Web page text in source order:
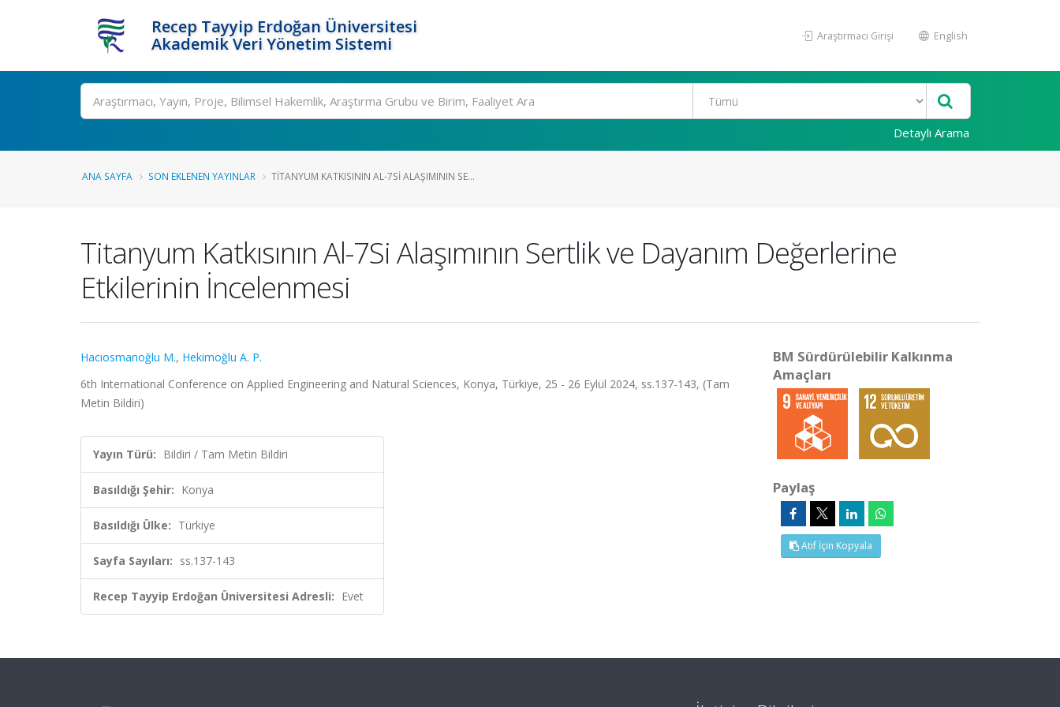
Recep Tayyip Erdoğan Üniversitesi
Akademik Veri Yönetim Sistemi
Araştırmacı Girişi English
Ara
Detaylı Arama
ANA SAYFA SON EKLENEN YAYINLAR TITANYUM KATKISININ AL-7SI ALAŞIMININ SE...
Titanyum Katkısının Al-7Si Alaşımının Sertlik ve Dayanım Değerlerine
Etkilerinin İncelenmesi
Hacıosmanoğlu M., Hekimoğlu A. P.
6th International Conference on Applied Engineering and Natural Sciences, Konya, Türkiye, 25 - 26 Eylül 2024, ss.137-143, (Tam
Metin Bildiri)
Yayın Türü: Bildiri / Tam Metin Bildiri
Basıldığı Şehir: Konya
Basıldığı Ülke: Türkiye
Sayfa Sayıları: ss.137-143
Recep Tayyip Erdoğan Üniversitesi Adresli: Evet
BM Sürdürülebilir Kalkınma
Amaçları
Paylaş
Atıf İçin Kopyala